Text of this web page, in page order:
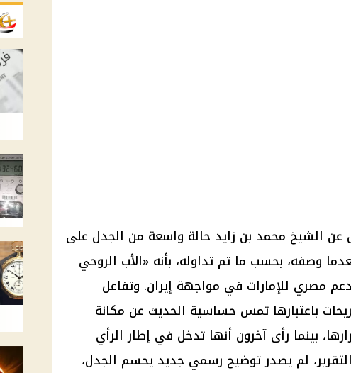
عن الشيخ محمد بن زايد حالة واسعة من الجدل على
وصفه، بحسب ما تم تداوله، بأنه «الأب الروحي
مصري للإمارات في مواجهة إيران. وتفاعل
باعتبارها تمس حساسية الحديث عن مكانة
بينما رأى آخرون أنها تدخل في إطار الرأي
لم يصدر توضيح رسمي جديد يحسم الجدل،